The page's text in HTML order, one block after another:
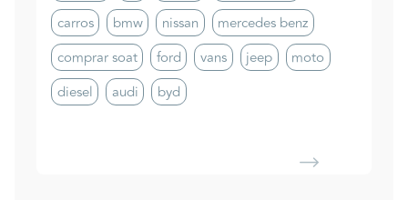
carros
bmw nissan
mercedes benz
comprar soat
ford vans jeep
moto
diesel
audi byd